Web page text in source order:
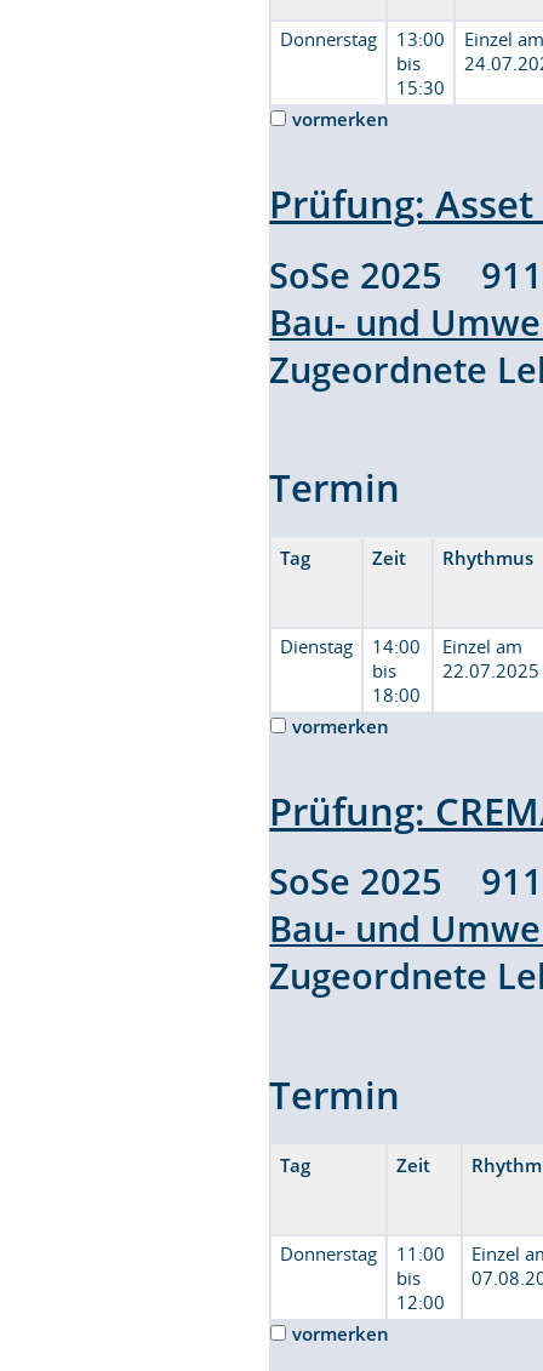
Donnerstag
13:00
bis
15:30
Einzel
vormerken
Prüfung:
SoSe 2025
Bau- und
Zugeordnete
Termin
Tag Zeit Rhythmus
Dienstag
14:00
bis
18:00
Einzel am
22.07.2025
vormerken
Prüfung:
SoSe 2025
Bau- und
Zugeordnete
Termin
Tag Zeit
Donnerstag
11:00
bis
12:00
Einzel
vormerken